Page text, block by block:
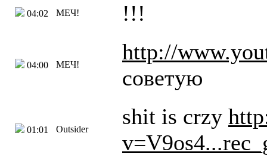
04:02 МЕЧ! !!!
04:00 МЕЧ!
http://
советую
01:01 Outsider
shit is crzy